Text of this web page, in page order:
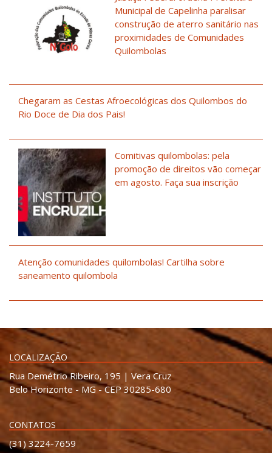
Municipal de Capelinha paralisar
construção de aterro sanitário nas
proximidades de Comunidades
Quilombolas
Chegaram as Cestas Afroecológicas dos Quilombos do
Rio Doce de Dia dos Pais!
Comitivas quilombolas: pela
promoção de direitos vão começar
em agosto. Faça sua inscrição
Atenção comunidades quilombolas! Cartilha sobre
saneamento quilombola
LOCALIZAÇÃO
Rua Demétrio Ribeiro, 195 | Vera Cruz
Belo Horizonte - MG - CEP 30285-680
CONTATOS
(31) 3224-7659